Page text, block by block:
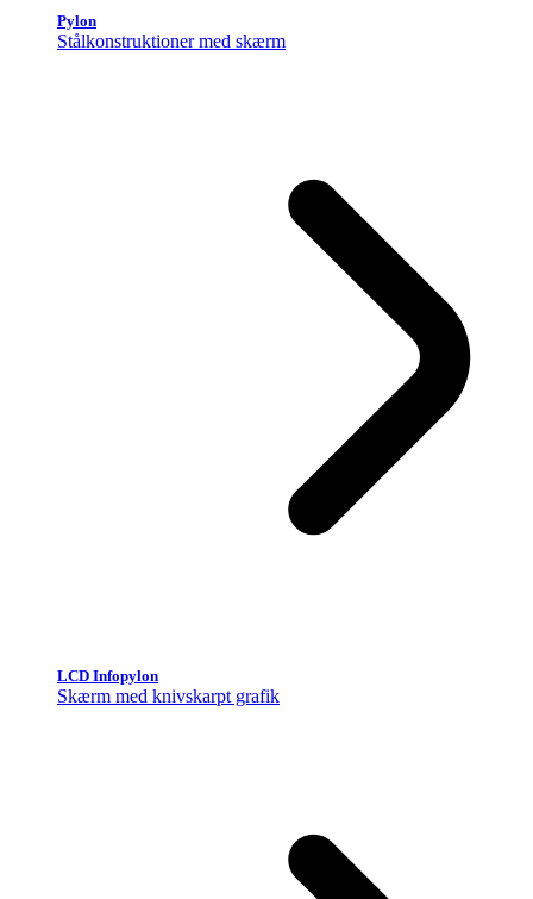
Pylon
Stålkonstruktioner med skærm
LCD Infopylon
Skærm med knivskarpt grafik